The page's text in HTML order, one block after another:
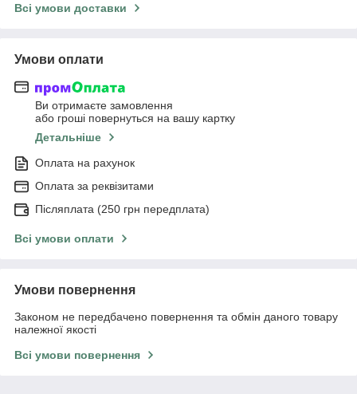
Всі умови доставки
Умови оплати
Ви отримаєте замовлення
або гроші повернуться на вашу картку
Детальніше
Оплата на рахунок
Оплата за реквізитами
Післяплата (250 грн передплата)
Всі умови оплати
Умови повернення
Законом не передбачено повернення та обмін даного товару
належної якості
Всі умови повернення